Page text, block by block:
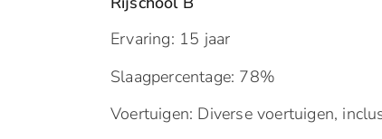
Ervaring: 15 jaar
Slaagpercentage: 78%
Voertuigen: Diverse voertuigen,